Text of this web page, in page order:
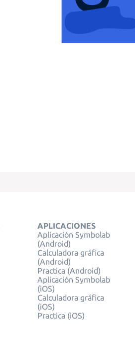
APLICACIONES
Aplicación Symbolab
(Android)
Calculadora gráfica
(Android)
Practica (Android)
Aplicación Symbolab
(iOS)
Calculadora gráfica
(iOS)
Practica (iOS)